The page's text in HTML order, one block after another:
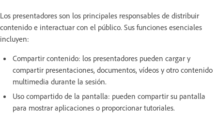
Los presentadores son los principales responsables de distribuir
contenido e interactuar con el público. Sus funciones esenciales
incluyen:
Compartir contenido: los presentadores pueden cargar y
compartir presentaciones, documentos, vídeos y otro contenido
multimedia durante la sesión.
Uso compartido de la pantalla: pueden compartir su pantalla
para mostrar aplicaciones o proporcionar tutoriales.